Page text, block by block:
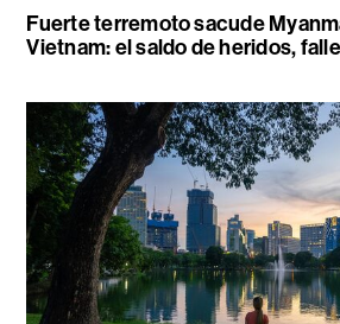
Fuerte terremoto sacude
Vietnam: el saldo de heridos,